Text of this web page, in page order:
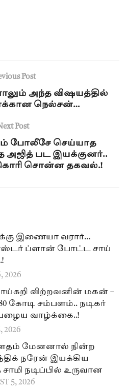
Post
அந்த விஷயத்தில்
நெல்சன்…
Post
போலீசே செய்யாத
பட இயக்குனர்..
சொன்ன தகவல்.!
இணையா வரார்…
ப்ளான் போட்ட சாய்
2026
காய்கறி விற்றவனின் மகன் –
கோடி சம்பளம்.. நடிகர்
வாழ்க்கை..!
2026
கௌதம் மேனனால் நின்ற
நரேன் இயக்கிய
சாமி நடிப்பில் உருவான
5, 2026